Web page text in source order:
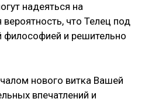
надеяться на
что Телец под
философией и решительно
нового витка Вашей
впечатлений и